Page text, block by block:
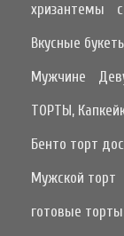
хризантемы
Вкусные
Мужчине
ТОРТЫ,
Бенто торт
Мужской торт
готовые торты